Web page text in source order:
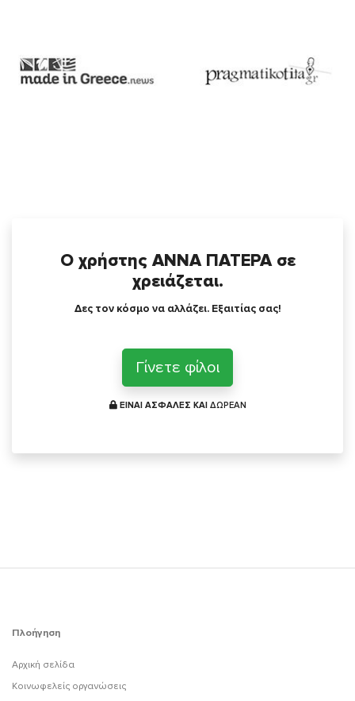
Ο χρήστης ΑΝΝΑ ΠΑΤΕΡΑ σε
χρειάζεται.
Δες τον κόσμο να αλλάζει. Εξαιτίας σας!
Γίνετε φίλοι
ΕΙΝΑΙ ΑΣΦΑΛΕΣ ΚΑΙ ΔΩΡΕΑΝ
Πλοήγηση
Αρχική σελίδα
Κοινωφελείς οργανώσεις